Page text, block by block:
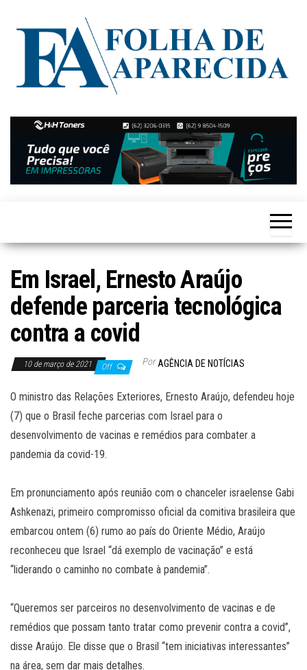
Folha de
Aparecida
Notícias
de
Aparecida
de
Goiânia
Em Israel, Ernesto Araújo
defende parceria tecnológica
contra a covid
10 de março de 2021 Off Por AGÊNCIA DE NOTÍCIAS
O ministro das Relações Exteriores, Ernesto Araújo, defendeu hoje
(7) que o Brasil feche parcerias com Israel para o
desenvolvimento de vacinas e remédios para combater a
pandemia da covid-19.
Em pronunciamento após reunião com o chanceler israelense Gabi
Ashkenazi, primeiro compromisso oficial da comitiva brasileira que
embarcou ontem (6) rumo ao país do Oriente Médio, Araújo
reconheceu que Israel “dá exemplo de vacinação” e está
“liderando o caminho no combate à pandemia”.
“Queremos ser parceiros no desenvolvimento de vacinas e de
remédios que possam tanto tratar como prevenir contra a covid”,
disse Araújo. Ele disse que o Brasil “tem iniciativas interessantes”
na área, sem dar mais detalhes.